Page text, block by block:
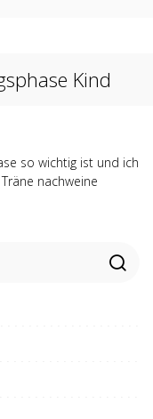
Kind
so wichtig ist und ich
nachweine